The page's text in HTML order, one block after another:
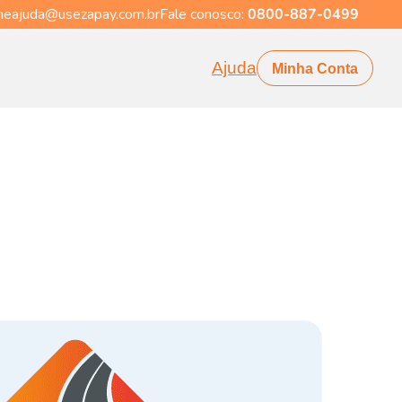
Fale conosco: 0800-887-0499
Ajuda Minha Conta